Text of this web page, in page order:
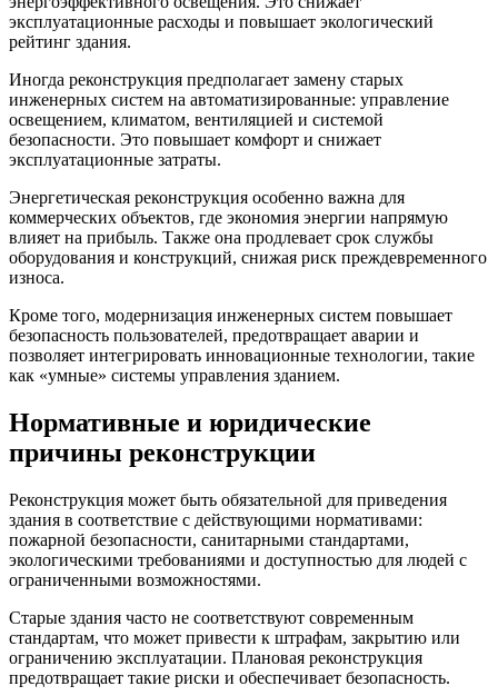
эксплуатационные расходы и повышает экологический
рейтинг здания.
Иногда реконструкция предполагает замену старых
инженерных систем на автоматизированные: управление
освещением, климатом, вентиляцией и системой
безопасности. Это повышает комфорт и снижает
эксплуатационные затраты.
Энергетическая реконструкция особенно важна для
коммерческих объектов, где экономия энергии напрямую
влияет на прибыль. Также она продлевает срок службы
оборудования и конструкций, снижая риск преждевременного
износа.
Кроме того, модернизация инженерных систем повышает
безопасность пользователей, предотвращает аварии и
позволяет интегрировать инновационные технологии, такие
как «умные» системы управления зданием.
Нормативные и юридические
причины реконструкции
Реконструкция может быть обязательной для приведения
здания в соответствие с действующими нормативами:
пожарной безопасности, санитарными стандартами,
экологическими требованиями и доступностью для людей с
ограниченными возможностями.
Старые здания часто не соответствуют современным
стандартам, что может привести к штрафам, закрытию или
ограничению эксплуатации. Плановая реконструкция
предотвращает такие риски и обеспечивает безопасность.